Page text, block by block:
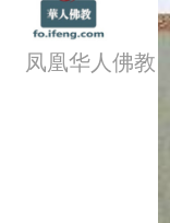
凤凰华人佛教